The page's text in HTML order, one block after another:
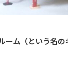
ム（という名の